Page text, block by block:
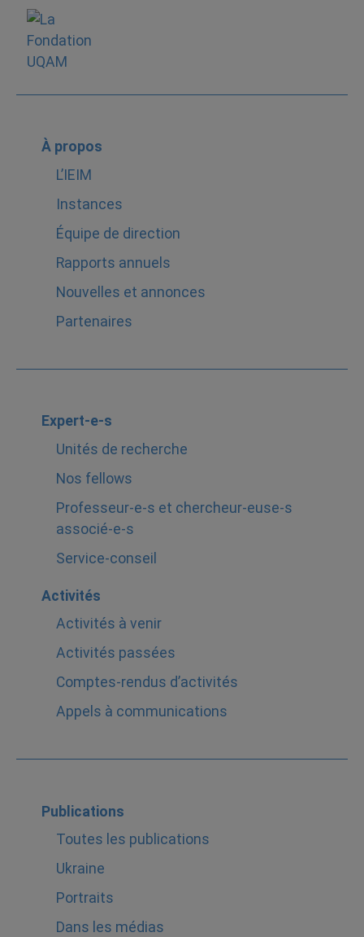
À propos
L’IEIM
Instances
Équipe de direction
Rapports annuels
Nouvelles et annonces
Partenaires
Expert-e-s
Unités de recherche
Nos fellows
Professeur-e-s et chercheur-euse-s
associé-e-s
Service-conseil
Activités
Activités à venir
Activités passées
Comptes-rendus d’activités
Appels à communications
Publications
Toutes les publications
Ukraine
Portraits
Dans les médias